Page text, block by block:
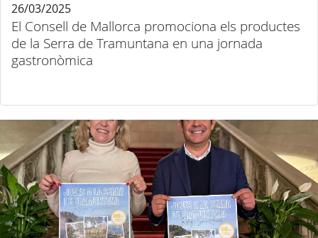
El Consell de Mallorca promociona els productes
de la Serra de Tramuntana en una jornada
gastronòmica
26/03/2025